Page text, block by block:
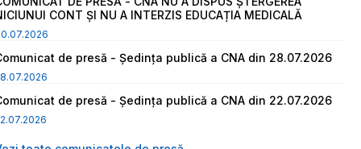
CONT ȘI NU A INTERZIS EDUCAȚIA MEDICALĂ
de presă - Ședința publică a CNA din 28.07.2026
de presă - Ședința publică a CNA din 22.07.2026